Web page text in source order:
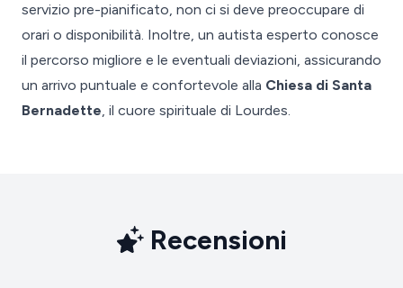
servizio pre-pianificato, non ci si deve preoccupare di
orari o disponibilità. Inoltre, un autista esperto conosce
il percorso migliore e le eventuali deviazioni, assicurando
un arrivo puntuale e confortevole alla Chiesa di Santa
Bernadette, il cuore spirituale di Lourdes.
Recensioni